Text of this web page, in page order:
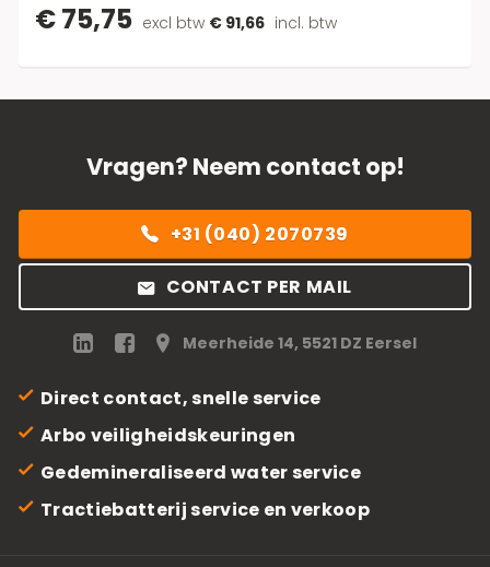
€ 75,75 excl btw € 91,66 incl. btw
Vragen? Neem contact op!
+31 (040) 2070739
CONTACT PER MAIL
Meerheide 14, 5521 DZ Eersel
Direct contact, snelle service
Arbo veiligheidskeuringen
Gedemineraliseerd water service
Tractiebatterij service en verkoop